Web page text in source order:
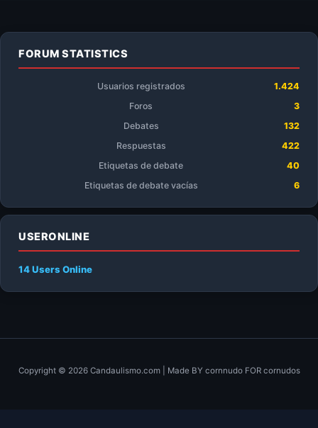
FORUM STATISTICS
Usuarios registrados
1.424
Foros
3
Debates
132
Respuestas
422
Etiquetas de debate
40
Etiquetas de debate vacías
6
USERONLINE
14 Users Online
Copyright © 2026 Candaulismo.com | Made BY cornnudo FOR cornudos